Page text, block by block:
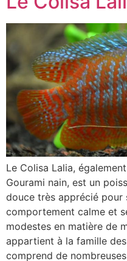
Le Colisa Lalia,
Gourami nain, est un
douce très apprécié pour
comportement calme et
modestes en matière de
appartient à la famille
comprend de